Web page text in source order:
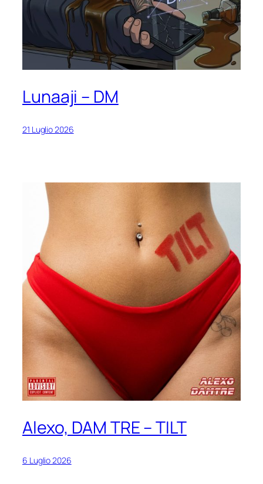
Lunaaji – DM
21 Luglio 2026
Alexo, DAM TRE – TILT
6 Luglio 2026